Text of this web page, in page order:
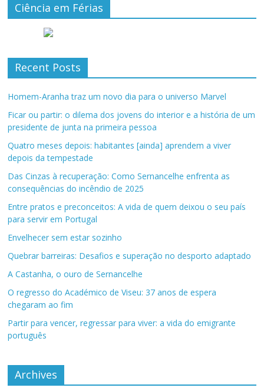
Ciência em Férias
Recent Posts
Homem-Aranha traz um novo dia para o universo Marvel
Ficar ou partir: o dilema dos jovens do interior e a história de um
presidente de junta na primeira pessoa
Quatro meses depois: habitantes [ainda] aprendem a viver
depois da tempestade
Das Cinzas à recuperação: Como Sernancelhe enfrenta as
consequências do incêndio de 2025
Entre pratos e preconceitos: A vida de quem deixou o seu país
para servir em Portugal
Envelhecer sem estar sozinho
Quebrar barreiras: Desafios e superação no desporto adaptado
A Castanha, o ouro de Sernancelhe
O regresso do Académico de Viseu: 37 anos de espera
chegaram ao fim
Partir para vencer, regressar para viver: a vida do emigrante
português
Archives